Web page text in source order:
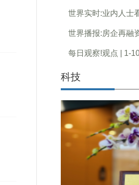
世界实时:业内人士
世界播报:房企再融
每日观察!观点 | 1-
科技